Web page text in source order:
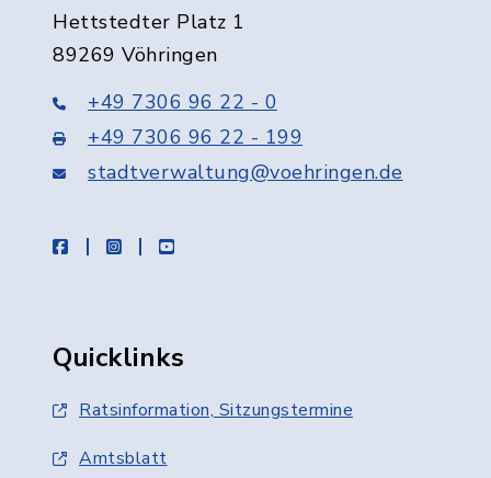
Hettstedter Platz 1
89269 Vöhringen
+49 7306 96 22 - 0
+49 7306 96 22 - 199
stadtverwaltung@voehringen.de
facebookinstagramyoutube
Quicklinks
Ratsinformation, Sitzungstermine
Amtsblatt